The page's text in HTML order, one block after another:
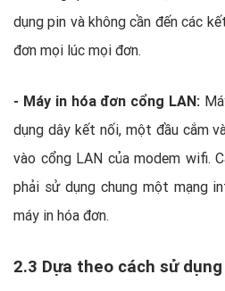
dụng pin và không cần đến các
đơn mọi lúc mọi đơn.
- Máy in hóa đơn cổng LAN:
dụng dây kết nối, một đầu cắm
vào cổng LAN của modem wifi.
phải sử dụng chung một mạng
máy in hóa đơn.
2.3 Dựa theo cách sử dụng